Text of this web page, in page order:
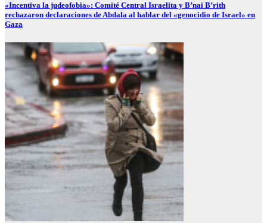
«Incentiva la judeofobia»: Comité Central Israelita y B’nai B’rith
rechazaron declaraciones de Abdala al hablar del «genocidio de Israel» en
Gaza